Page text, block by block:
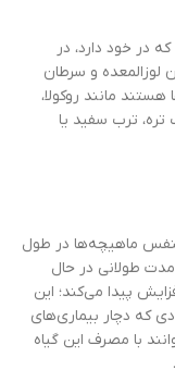
در خود دارد، در
لوزالمعده و سرطان
مانند روکولا،
تره، ترب سفید یا
ماهیچه‌ها در طول
مدت طولانی در حال
پیدا می‌کند؛ این
که دچار بیماری‌های
با مصرف این گیاه